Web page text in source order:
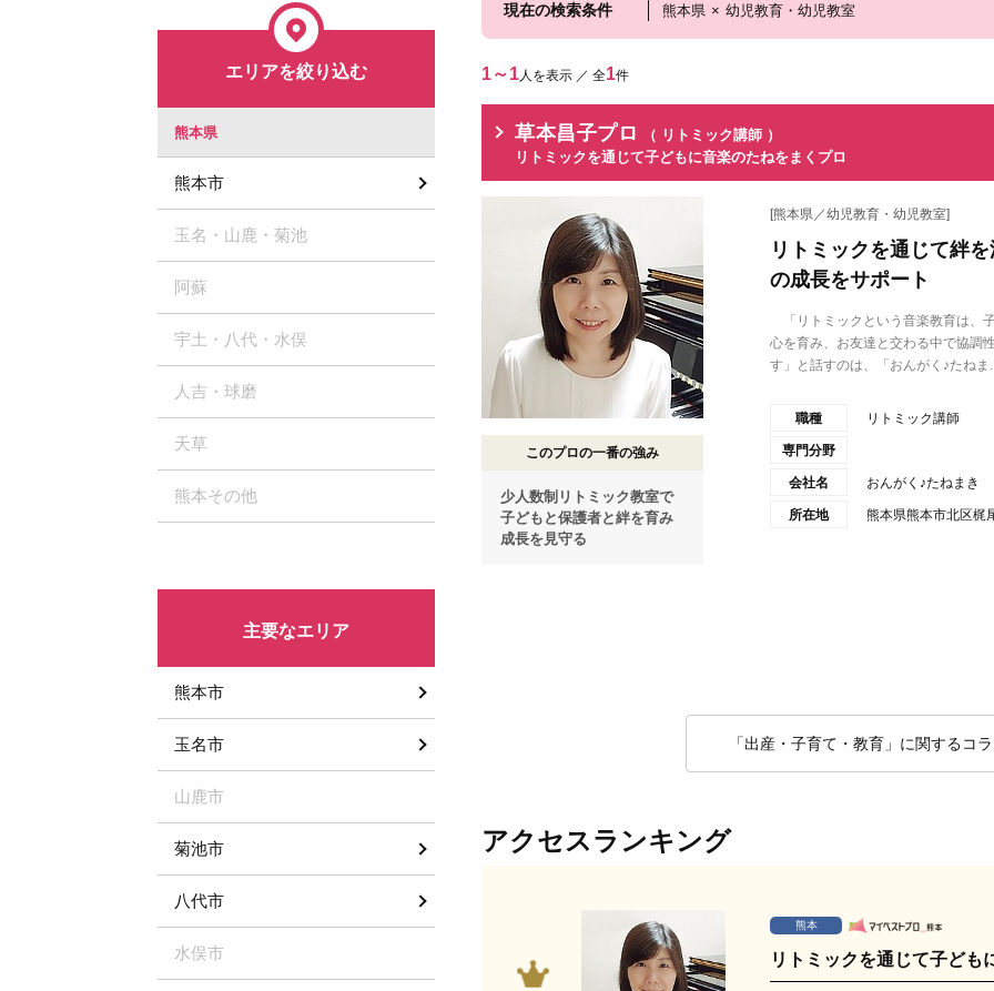
現在の検索条件 熊本県 × 幼児教育・幼児教室
1～1人を表示 ／ 全1件
草本昌子プロ
（ リトミック講師 ）
リトミックを通じて子どもに音楽のたねをまくプロ
このプロの一番の強み
少人数制リトミック教室で
子どもと保護者と絆を育み
成長を見守る
[熊本県／幼児教育・幼児教室]
リトミックを通じて絆
の成長をサポート
「リトミックという音楽教育は、
心を育み、お友達と交わる中で協調
す」と話すのは、「おんがく♪たねま
職種 リトミック講師
専門分野
会社名 おんがく♪たねまき
所在地 熊本県熊本市北区梶
「出産・子育て・教育」に関するコ
アクセスランキング
熊本
リトミックを通じて子ども
エリアを絞り込む
熊本県
熊本市
玉名・山鹿・菊池
阿蘇
宇土・八代・水俣
人吉・球磨
天草
熊本その他
主要なエリア
熊本市
玉名市
山鹿市
菊池市
八代市
水俣市